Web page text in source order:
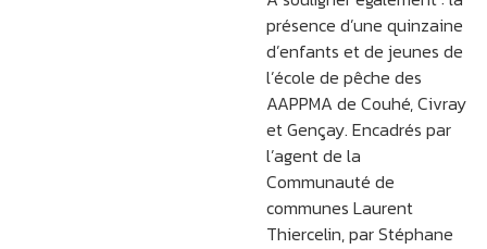
présence d’une quinzaine
d’enfants et de jeunes de
l’école de pêche des
AAPPMA de Couhé, Civray
et Gençay. Encadrés par
l’agent de la
Communauté de
communes Laurent
Thiercelin, par Stéphane